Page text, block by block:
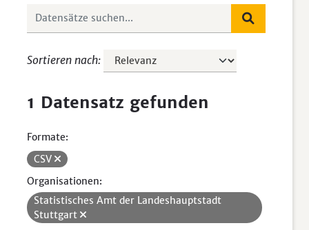
Sortieren nach
1 Datensatz gefunden
Formate:
CSV
Organisationen:
Statistisches Amt der Landeshauptstadt
Stuttgart